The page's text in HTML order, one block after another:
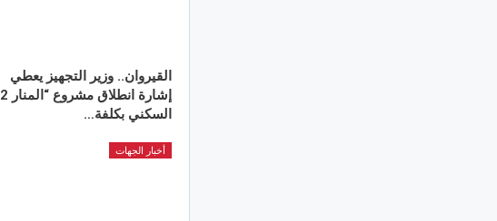
القيروان.. وزير التجهيز يعطي
السكني بكلفة…
أخبار الجهات